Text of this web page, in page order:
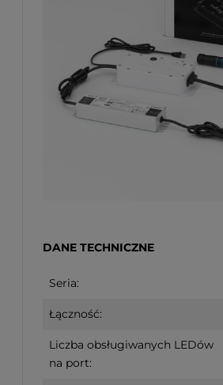
DANE TECHNICZNE
Seria:
Łączność:
Liczba obsługiwanych LEDów
na port: